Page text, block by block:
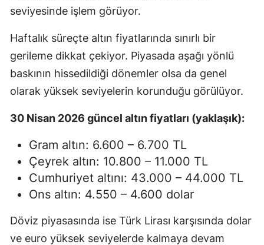
seviyesinde işlem görüyor.
Haftalık süreçte altın fiyatlarında sınırlı bir
gerileme dikkat çekiyor. Piyasada aşağı yönlü
baskının hissedildiği dönemler olsa da genel
olarak yüksek seviyelerin korunduğu görülüyor.
30 Nisan 2026 güncel altın fiyatları (yaklaşık):
Gram altın: 6.600 – 6.700 TL
Çeyrek altın: 10.800 – 11.000 TL
Cumhuriyet altını: 43.000 – 44.000 TL
Ons altın: 4.550 – 4.600 dolar
Döviz piyasasında ise Türk Lirası karşısında dolar
ve euro yüksek seviyelerde kalmaya devam